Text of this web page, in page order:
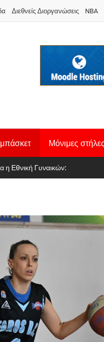
Διεθνείς Διοργανώσεις NBA
μπάσκετ Μόνιμες στήλες
Basketball League 1
η Εθνική Γυναικών: